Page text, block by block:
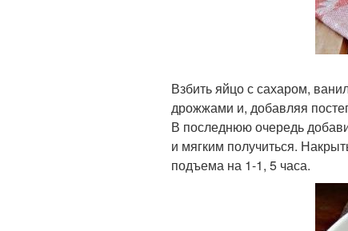
Взбить яйцо с сахаром,
дрожжами и, добавляя
В последнюю очередь
и мягким получиться.
подъема на 1-1, 5 часа.